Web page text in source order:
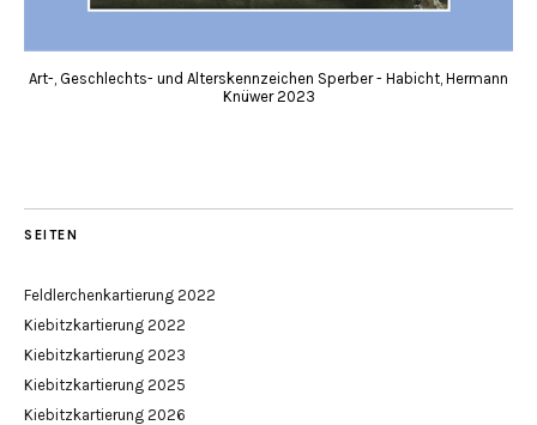
Art-, Geschlechts- und Alterskennzeichen Sperber - Habicht, Hermann
Knüwer 2023
SEITEN
Feldlerchenkartierung 2022
Kiebitzkartierung 2022
Kiebitzkartierung 2023
Kiebitzkartierung 2025
Kiebitzkartierung 2026